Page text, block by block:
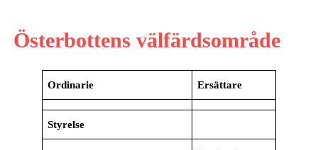
Österbottens välfärdsområde
Ordinarie Ersättare
Styrelse